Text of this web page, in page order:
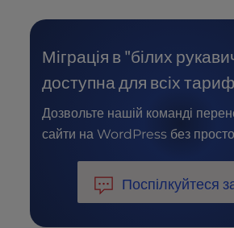
Міграція в "білих
доступна для всіх
Дозвольте нашій команді
сайти на WordPress без
Поспілкуйтеся